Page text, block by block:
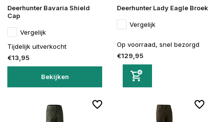
Deerhunter Bavaria Shield
Cap
Vergelijk
Tijdelijk uitverkocht
€13,95
Bekijken
Deerhunter Lady Eagle Broek
Vergelijk
Op voorraad, snel bezorgd
€129,95